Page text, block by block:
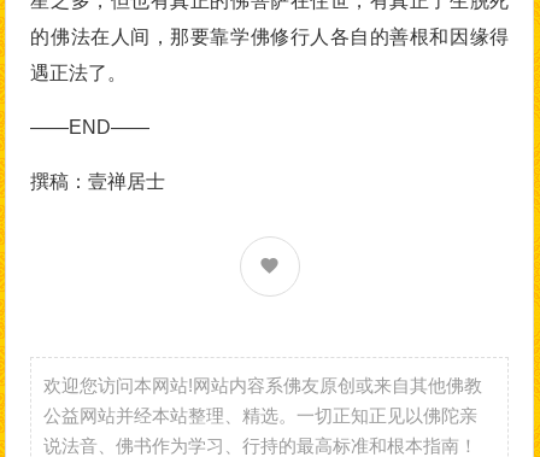
的佛法在人间，那要靠学佛修行人各自的善根和因缘得
遇正法了。
——END——
撰稿：壹禅居士
欢迎您访问本网站!网站内容系佛友原创或来自其他佛教
公益网站并经本站整理、精选。一切正知正见以佛陀亲
说法音、佛书作为学习、行持的最高标准和根本指南！